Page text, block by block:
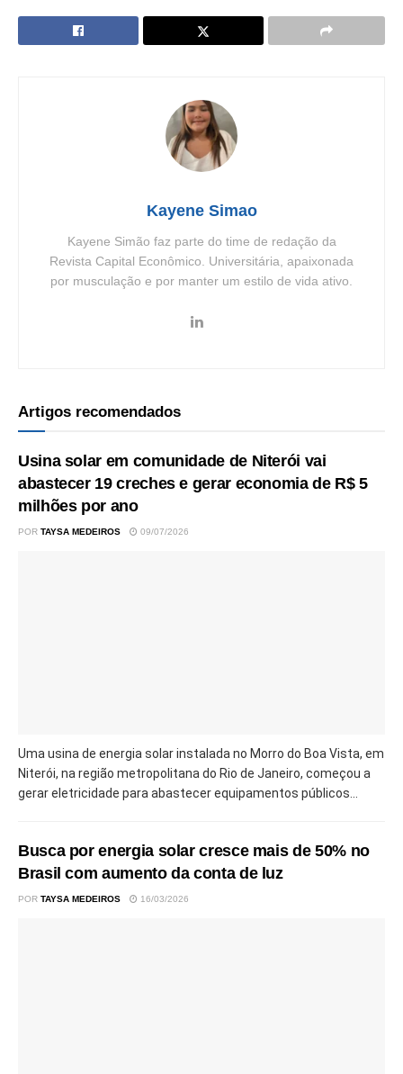
Kayene Simao
Kayene Simão faz parte do time de redação da
Revista Capital Econômico. Universitária, apaixonada
por musculação e por manter um estilo de vida ativo.
Artigos recomendados
Usina solar em comunidade de Niterói vai
abastecer 19 creches e gerar economia de R$ 5
milhões por ano
POR TAYSA MEDEIROS 09/07/2026
Uma usina de energia solar instalada no Morro do Boa Vista, em
Niterói, na região metropolitana do Rio de Janeiro, começou a
gerar eletricidade para abastecer equipamentos públicos...
Busca por energia solar cresce mais de 50% no
Brasil com aumento da conta de luz
POR TAYSA MEDEIROS 16/03/2026